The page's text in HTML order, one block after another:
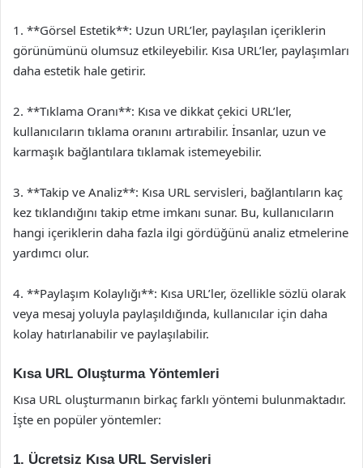
1. **Görsel Estetik**: Uzun URL’ler, paylaşılan içeriklerin
görünümünü olumsuz etkileyebilir. Kısa URL’ler, paylaşımları
daha estetik hale getirir.
2. **Tıklama Oranı**: Kısa ve dikkat çekici URL’ler,
kullanıcıların tıklama oranını artırabilir. İnsanlar, uzun ve
karmaşık bağlantılara tıklamak istemeyebilir.
3. **Takip ve Analiz**: Kısa URL servisleri, bağlantıların kaç
kez tıklandığını takip etme imkanı sunar. Bu, kullanıcıların
hangi içeriklerin daha fazla ilgi gördüğünü analiz etmelerine
yardımcı olur.
4. **Paylaşım Kolaylığı**: Kısa URL’ler, özellikle sözlü olarak
veya mesaj yoluyla paylaşıldığında, kullanıcılar için daha
kolay hatırlanabilir ve paylaşılabilir.
Kısa URL Oluşturma Yöntemleri
Kısa URL oluşturmanın birkaç farklı yöntemi bulunmaktadır.
İşte en popüler yöntemler:
1. Ücretsiz Kısa URL Servisleri